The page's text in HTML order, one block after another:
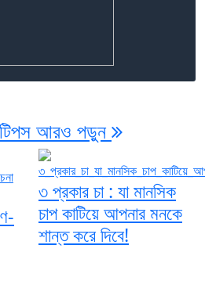
আরও পড়ুন
৩ প্রকার চা : যা মানসিক
চাপ কাটিয়ে আপনার মনকে
শান্ত করে দিবে!